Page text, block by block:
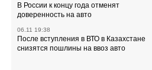
В России к концу года отменят
доверенность на авто
06.11 19:38
После вступления в ВТО в Казахстане
снизятся пошлины на ввоз авто